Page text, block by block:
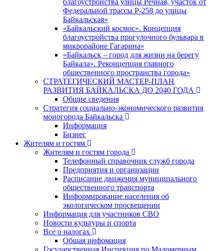
Федеральной трассы Р-258 до улицы
Байкальская»
«Байкальский космос». Концепция
благоустройства прогулочного бульвара в
микрорайоне Гагарина»
«Байкальск – город для жизни на берегу
Байкала». Реконцепция главного
общественного пространства города»
СТРАТЕГИЧЕСКИЙ МАСТЕР-ПЛАН
РАЗВИТИЯ БАЙКАЛЬСКА ДО 2040 ГОДА
Общие сведения
Стратегия социально-экономического развития
моногорода Байкальска
Информация
Бизнес
Жителям и гостям
Жителям и гостям города
Телефонный справочник служб города
Предприятия и организации
Расписание движения муниципального
общественного транспорта
Информирование населения об
экологическом просвещении
Информация для участников СВО
Новости культуры и спорта
Все о налогах
Общая инфомация
Государственная Инспекция по Маломерным